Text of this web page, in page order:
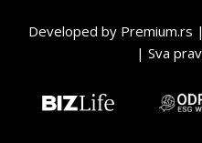
Developed by Premium.rs
| Sva